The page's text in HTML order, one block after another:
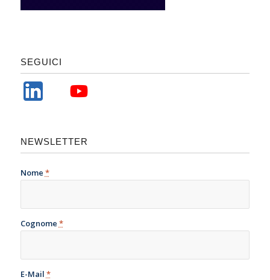
SEGUICI
NEWSLETTER
Nome *
Cognome *
E-Mail *